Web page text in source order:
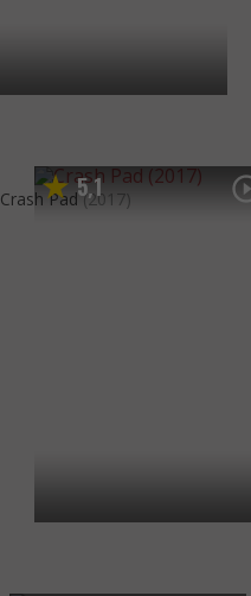
5,1
Crash Pad (2017)